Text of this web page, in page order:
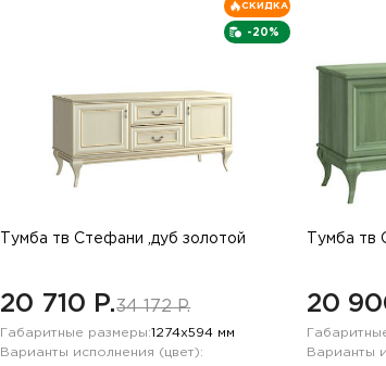
-20%
СКИДКА
Тумба тв Стефани ,дуб золотой
20 710 P.34 172 P.
Габаритные размеры:1274х594 мм
Варианты исполнения (цвет):
Тумба тв
20
Варианты